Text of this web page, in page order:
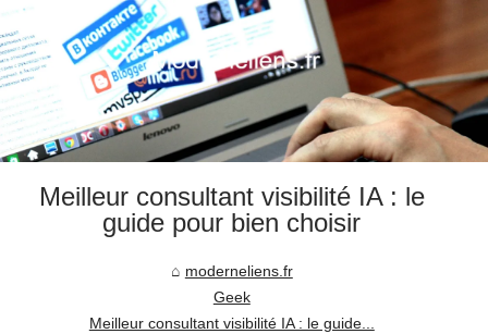
Meilleur consultant visibilité IA : le
guide pour bien choisir
moderneliens.fr
Geek
Meilleur consultant visibilité IA : le guide...